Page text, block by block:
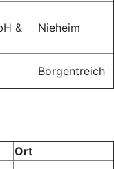
&
Nieheim
Borgentreich
Ort